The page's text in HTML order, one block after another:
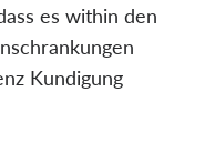
es within den
Kundigung